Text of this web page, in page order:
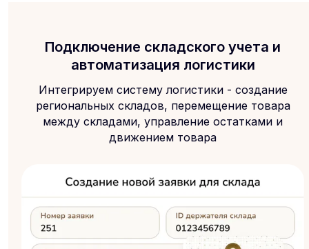
Подключение складского учета и
автоматизация логистики
Интегрируем систему логистики - создание
региональных складов, перемещение товара
между складами, управление остатками и
движением товара